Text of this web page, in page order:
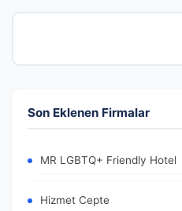
Son Eklenen Firmalar
MR LGBTQ+ Friendly Hotel
Hizmet Cepte